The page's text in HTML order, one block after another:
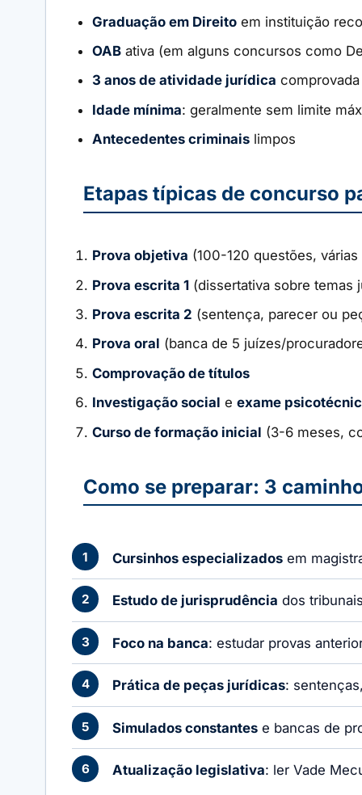
Graduação em Direito em instituição
OAB ativa (em alguns concursos como
3 anos de atividade jurídica
Idade mínima: geralmente sem limite
Antecedentes criminais limpos
Etapas típicas de concurso
Prova objetiva (100-120 questões,
Prova escrita 1 (dissertativa sobre temas
Prova escrita 2 (sentença, parecer ou
Prova oral (banca de 5 juízes/
Comprovação de títulos
Investigação social eexame
Curso de formação inicial (3-6 meses,
Como se preparar: 3
Cursinhos especializados em
Estudo de jurisprudência dos
Foco na banca: estudar provas
Prática de peças jurídicas:
Simulados constantes e bancas de
Atualização legislativa: ler Vade